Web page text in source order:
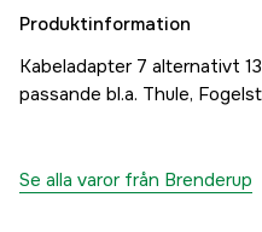
Produktinformation
Kabeladapter 7 alternativt
passande bl.a. Thule,
Se alla varor från Brenderup